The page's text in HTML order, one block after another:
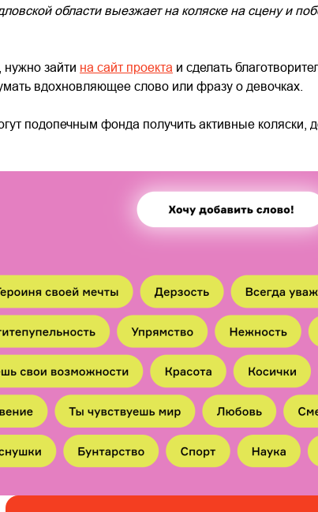
области выезжает на коляске на сцену и
нужно зайти на сайт проекта и сделать
вдохновляющее слово или фразу о девочках.
подопечным фонда получить активные коляски,